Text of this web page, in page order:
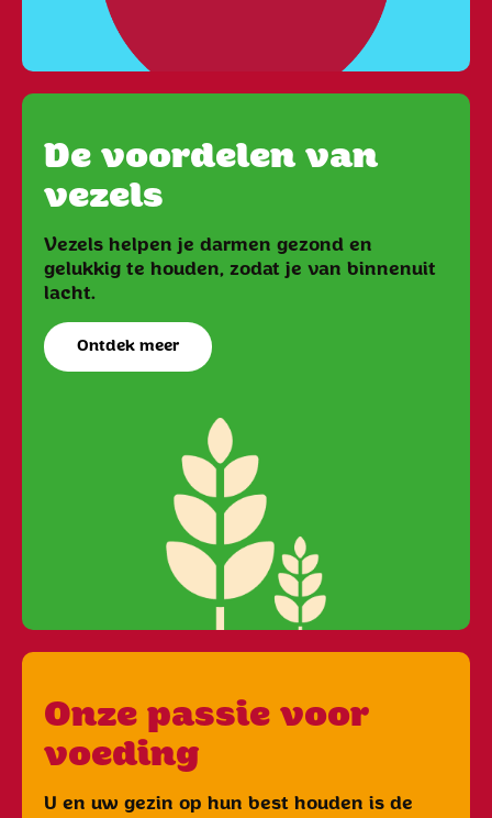
De voordelen van
vezels
Vezels helpen je darmen gezond en
gelukkig te houden, zodat je van binnenuit
lacht.
Ontdek meer
Onze passie voor
voeding
U en uw gezin op hun best houden is de